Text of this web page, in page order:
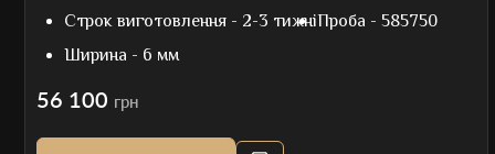
Строк виготовлення - 2-3 тижніПроба - 585750
Ширина - 6 мм
56 100 грн